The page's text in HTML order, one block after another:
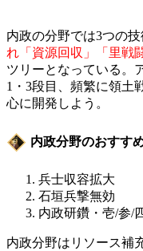
内政の分野では3つの
れ「資源回収」「里戦
ツリーとなっている。
1・3段目、頻繁に領土
心に開発しよう。
内政分野のおすす
兵士収容拡大
石垣兵撃無効
内政研鑽・壱/参/
内政分野はリソース補